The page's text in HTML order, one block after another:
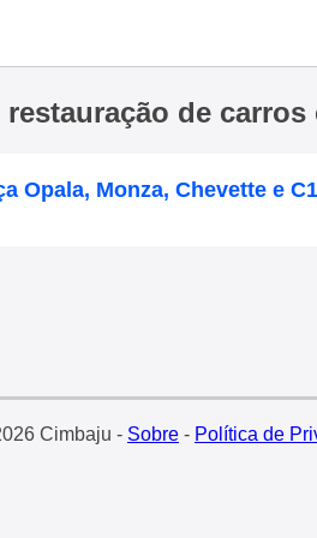
restauração de
Opala, Monza, Chevette e
Cimbaju - Sobre- Política de